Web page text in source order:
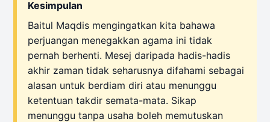
Kesimpulan
Baitul Maqdis mengingatkan kita bahawa
perjuangan menegakkan agama ini tidak
pernah berhenti. Mesej daripada hadis-hadis
akhir zaman tidak seharusnya difahami sebagai
alasan untuk berdiam diri atau menunggu
ketentuan takdir semata-mata. Sikap
menunggu tanpa usaha boleh memutuskan